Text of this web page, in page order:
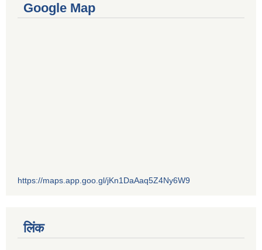
Google Map
https://maps.app.goo.gl/jKn1DaAaq5Z4Ny6W9
लिंक